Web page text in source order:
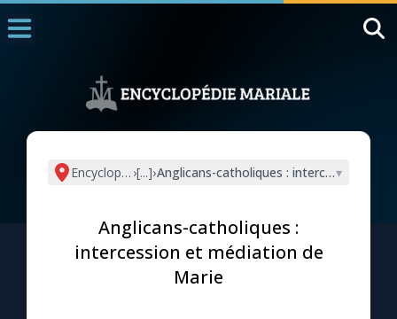
L'actualité de la semaine
Encyclopédie mariale
›[...]›Anglicans-catholiques : intercession et
▾
Anglicans-catholiques :
intercession et médiation de
Marie